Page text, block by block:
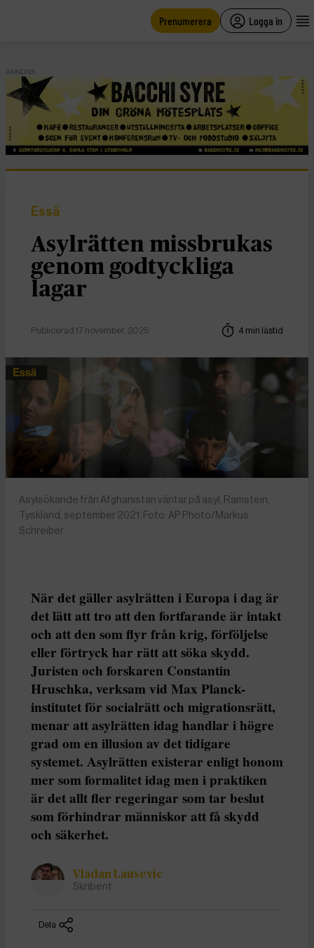
Prenumerera Logga in
ANNONS
Essä
Asylrätten missbrukas
genom godtyckliga
lagar
Publicerad 17 november, 2025 4 min lästid
Asylsökande från Afghanistan väntar på asyl, Ramstein,
Tyskland, september 2021. Foto: AP Photo/Markus
Schreiber
När det gäller asylrätten i Europa i dag är
det lätt att tro att den fortfarande är intakt
och att den som flyr från krig, förföljelse
eller förtryck har rätt att söka skydd.
Juristen och forskaren Constantin
Hruschka, verksam vid Max Planck-
institutet för socialrätt och migrationsrätt,
menar att asylrätten idag handlar i högre
grad om en illusion av det tidigare
systemet. Asylrätten existerar enligt honom
mer som formalitet idag men i praktiken
är det allt fler regeringar som tar beslut
som förhindrar människor att få skydd
och säkerhet.
Vladan Lausevic
Skribent
Dela